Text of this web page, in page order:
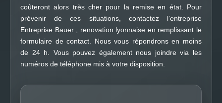
coûteront alors très cher pour la remise en état. Pour
prévenir de ces situations, contactez l’entreprise
Entreprise Bauer , renovation lyonnaise en remplissant le
formulaire de contact. Nous vous répondrons en moins
de 24 h. Vous pouvez également nous joindre via les
numéros de téléphone mis à votre disposition.